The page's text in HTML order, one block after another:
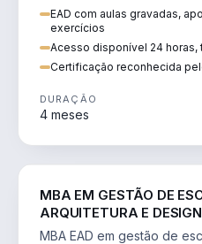
EAD com aulas gravadas,
exercícios
Acesso disponível 24 horas,
Certificação reconhecida
DURAÇÃO
4 meses
MBA EM GESTÃO DE
ARQUITETURA E DESIGN
MBA EAD em gestão de